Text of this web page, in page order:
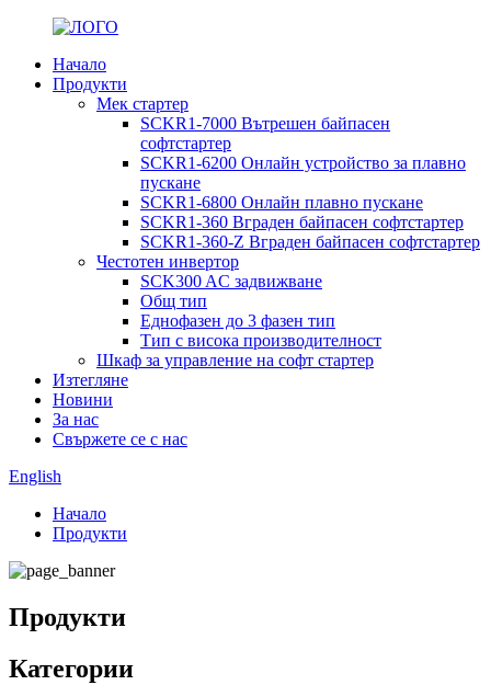
Начало
Продукти
Мек стартер
SCKR1-7000 Вътрешен байпасен
софтстартер
SCKR1-6200 Онлайн устройство за плавно
пускане
SCKR1-6800 Онлайн плавно пускане
SCKR1-360 Вграден байпасен софтстартер
SCKR1-360-Z Вграден байпасен софтстартер
Честотен инвертор
SCK300 AC задвижване
Общ тип
Еднофазен до 3 фазен тип
Тип с висока производителност
Шкаф за управление на софт стартер
Изтегляне
Новини
За нас
Свържете се с нас
English
Начало
Продукти
Продукти
Категории